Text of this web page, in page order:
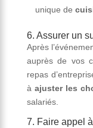
unique de
6. Assurer un
Après
auprès de vos
repas
à ajuster les
salariés.
7. Faire appel